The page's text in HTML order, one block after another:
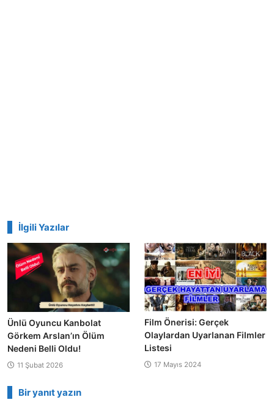
İlgili Yazılar
Ünlü Oyuncu Kanbolat
Görkem Arslan’ın Ölüm
Nedeni Belli Oldu!
11 Şubat 2026
Film Önerisi: Gerçek
Olaylardan Uyarlanan Filmler
Listesi
17 Mayıs 2024
Bir yanıt yazın